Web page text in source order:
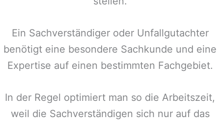
Ein Sachverständiger oder Unfallgutachter
benötigt eine besondere Sachkunde und eine
Expertise auf einen bestimmten Fachgebiet.
In der Regel optimiert man so die Arbeitszeit,
weil die Sachverständigen sich nur auf das